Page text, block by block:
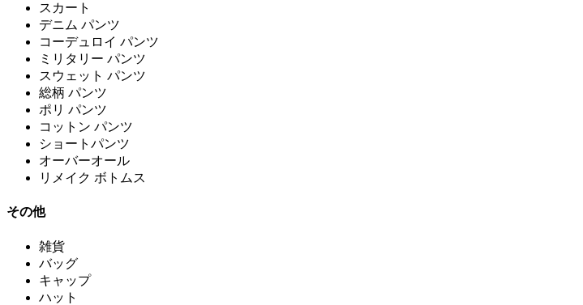
スカート
デニム パンツ
コーデュロイ パンツ
ミリタリー パンツ
スウェット パンツ
総柄 パンツ
ポリ パンツ
コットン パンツ
ショートパンツ
オーバーオール
リメイク ボトムス
その他
雑貨
バッグ
キャップ
ハット